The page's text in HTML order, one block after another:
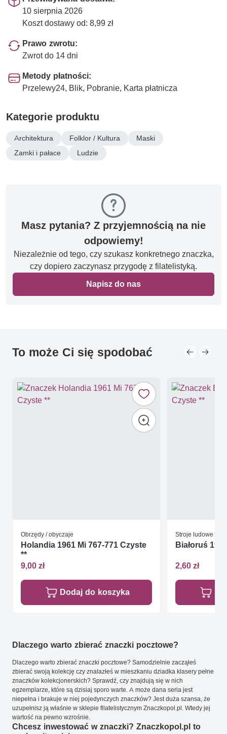
10 sierpnia 2026
Koszt dostawy od: 8,99 zł
Prawo zwrotu:
Zwrot do 14 dni
Metody płatności:
Przelewy24, Blik, Pobranie, Karta płatnicza
Kategorie produktu
Architektura Folklor / Kultura
Maski
Zamki i pałace
Ludzie
Masz pytania? Z przyjemnością na nie
odpowiemy!
Niezależnie od tego, czy szukasz konkretnego znaczka,
czy dopiero zaczynasz przygodę z filatelistyką.
Napisz do nas
To może Ci się spodobać
Obrzędy / obyczaje
Holandia 1961 Mi 767-771 Czyste
**
9,00 zł
Dodaj do koszyka
Stroje ludowe
Białoruś
2,60 zł
Dlaczego warto zbierać znaczki pocztowe?
Dlaczego warto zbierać znaczki pocztowe? Samodzielnie zacząłeś
zbierać swoją kolekcję czy znalazłeś w mieszkaniu dziadka klasery pełne
znaczków kolekcjonerskich? Sprawdź, czy znajdują się w nich
egzemplarze, które są dzisiaj sporo warte. A może dana seria jest
niepełna i brakuje w niej pojedynczych znaczków? Jest duża szansa, że
uzupełnisz ją właśnie w sklepie filatelistycznym Znaczkopol.pl. Wtedy jej
wartość na pewno wzrośnie.
Chcesz inwestować w znaczki? Znaczkopol.pl to